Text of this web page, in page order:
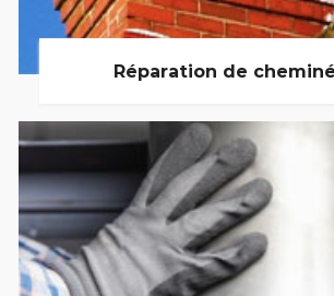
Réparation de